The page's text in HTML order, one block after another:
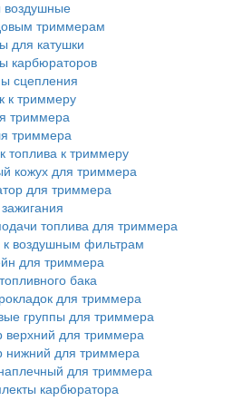
воздушные
триммерам
для катушки
карбюраторов
сцепления
к триммеру
триммера
триммера
топлива к триммеру
кожух для триммера
для триммера
топлива для триммера
к воздушным фильтрам
для триммера
бака
для триммера
группы для триммера
верхний для триммера
нижний для триммера
для триммера
карбюратора